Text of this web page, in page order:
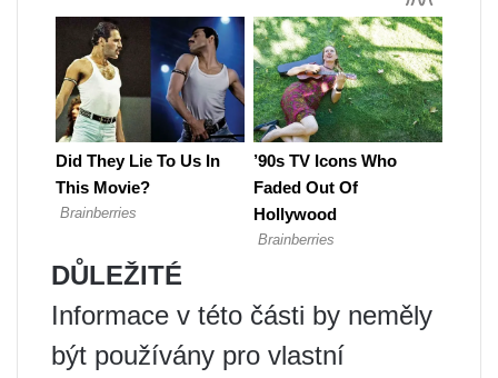
DŮLEŽITÉ
Informace v této části by neměly
být používány pro vlastní